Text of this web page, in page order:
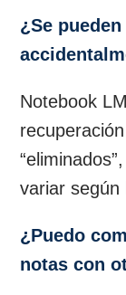
¿Se
Notebook
variar según
¿Puedo
notas con